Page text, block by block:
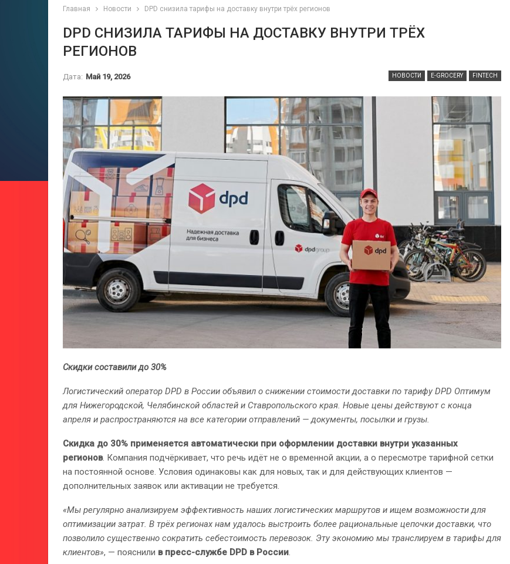
Главная Новости DPD снизила тарифы на доставку внутри трёх регионов
DPD СНИЗИЛА ТАРИФЫ НА ДОСТАВКУ ВНУТРИ ТРЁХ
РЕГИОНОВ
НОВОСТИ E-GROCERY FINTECH
Дата: Май 19, 2026
Скидки составили до 30%
Логистический оператор DPD в России объявил о снижении стоимости доставки по тарифу DPD Оптимум
для Нижегородской, Челябинской областей и Ставропольского края. Новые цены действуют с конца
апреля и распространяются на все категории отправлений — документы, посылки и грузы.
Скидка до 30% применяется автоматически при оформлении доставки внутри указанных
регионов. Компания подчёркивает, что речь идёт не о временной акции, а о пересмотре тарифной сетки
на постоянной основе. Условия одинаковы как для новых, так и для действующих клиентов —
дополнительных заявок или активации не требуется.
«Мы регулярно анализируем эффективность наших логистических маршрутов и ищем возможности для
оптимизации затрат. В трёх регионах нам удалось выстроить более рациональные цепочки доставки, что
позволило существенно сократить себестоимость перевозок. Эту экономию мы транслируем в тарифы для
клиентов», — пояснили в пресс-службе DPD в России.